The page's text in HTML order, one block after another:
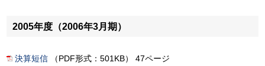
2005年度（2006年3月期）
決算短信 （PDF形式：501KB） 47ページ